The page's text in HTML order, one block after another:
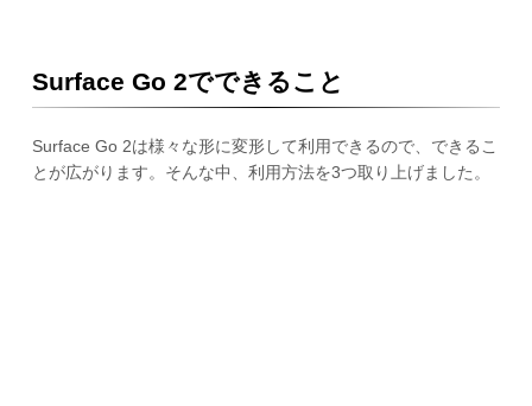
Surface Go 2でできること
Surface Go 2は様々な形に変形して利用できるので、できるこ
とが広がります。そんな中、利用方法を3つ取り上げました。